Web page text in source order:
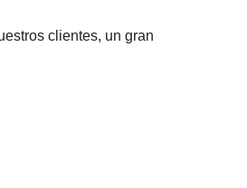
clientes, un gran